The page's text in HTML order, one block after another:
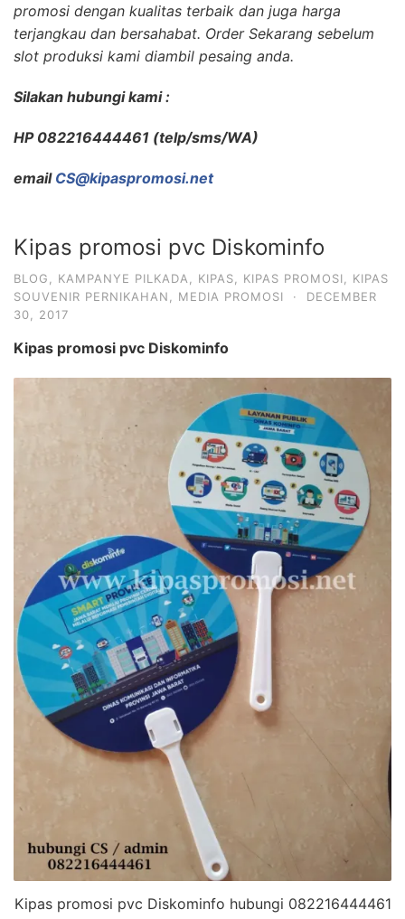
promosi dengan kualitas terbaik dan juga harga
terjangkau dan bersahabat. Order Sekarang sebelum
slot produksi kami diambil pesaing anda.
Silakan hubungi kami :
HP 082216444461 (telp/sms/WA)
email CS@kipaspromosi.net
Kipas promosi pvc Diskominfo
BLOG KAMPANYE PILKADA KIPAS KIPAS PROMOSI
KIPAS
SOUVENIR PERNIKAHAN
MEDIA PROMOSI ·
DECEMBER
30, 2017
Kipas promosi pvc Diskominfo
Kipas promosi pvc Diskominfo hubungi 082216444461